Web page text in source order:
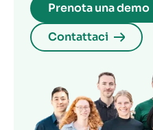
Prenota una demo
Contattaci